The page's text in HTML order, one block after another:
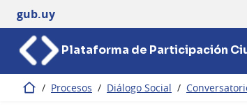
gub.uy
Plataforma de Participación
Inicio / Procesos / Diálogo Social /